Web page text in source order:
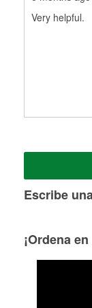
Very helpful.
Escribe
¡Ordena